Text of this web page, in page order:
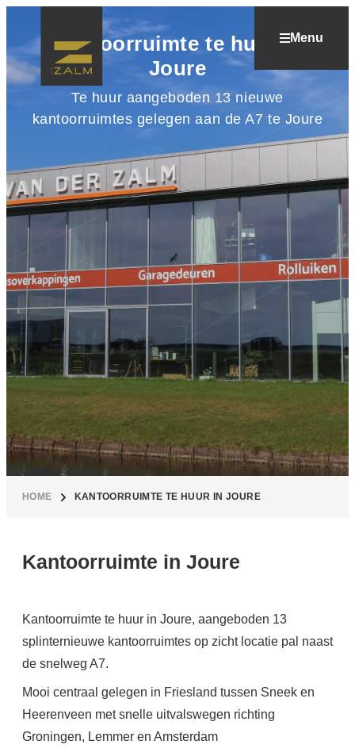
Menu
HOME KANTOORRUIMTE TE HUUR IN JOURE
Kantoorruimte te huur in
Joure
Te huur aangeboden 13 nieuwe
kantoorruimtes gelegen aan de A7 te Joure
Kantoorruimte in Joure
Kantoorruimte te huur in Joure, aangeboden 13
splinternieuwe kantoorruimtes op zicht locatie pal naast
de snelweg A7.
Mooi centraal gelegen in Friesland tussen Sneek en
Heerenveen met snelle uitvalswegen richting
Groningen, Lemmer en Amsterdam